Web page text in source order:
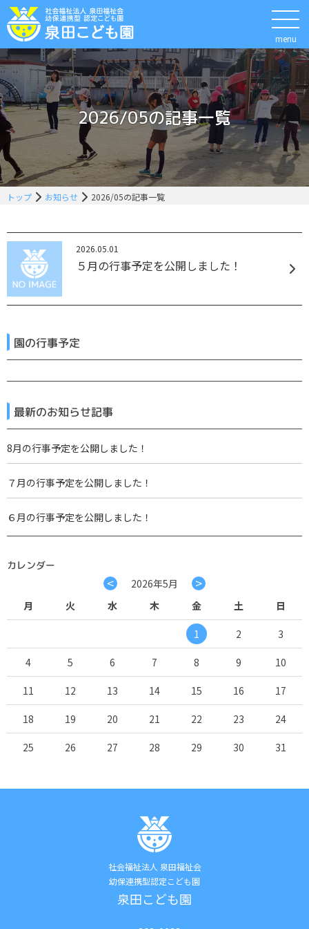
menu
2026/05の記事一覧
トップ お知らせ 2026/05の記事一覧
2026.05.01
５月の行事予定を公開しました！
園の行事予定
最新のお知らせ記事
8月の行事予定を公開しました！
７月の行事予定を公開しました！
６月の行事予定を公開しました！
カレンダー
< 2026年5月 >
月 火 水 木 金 土 日
1 2 3
4 5 6 7 8 9 10
11 12 13 14 15 16 17
18 19 20 21 22 23 24
25 26 27 28 29 30 31
社会福祉法人 泉田福祉会
幼保連携型認定こども園
泉田こども園